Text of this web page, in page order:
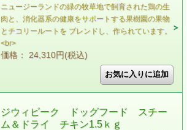
ニュージーランドの緑の牧草地で飼育された鶏の生
肉と、消化器系の健康をサポートする果樹園の果物
とチコリールートを ブレンドし、作られています。
<br>
価格： 24,310円(税込)
ジウィピーク ドッグフード スチー
ム＆ドライ チキン1.5ｋｇ